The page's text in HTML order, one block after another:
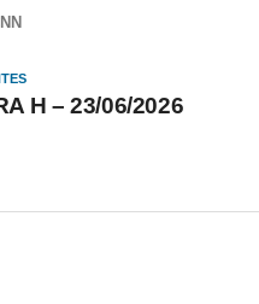
H – 23/06/2026